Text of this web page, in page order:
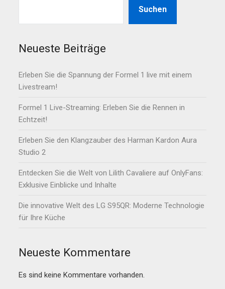
Suchen
Neueste Beiträge
Erleben Sie die Spannung der Formel 1 live mit einem
Livestream!
Formel 1 Live-Streaming: Erleben Sie die Rennen in
Echtzeit!
Erleben Sie den Klangzauber des Harman Kardon Aura
Studio 2
Entdecken Sie die Welt von Lilith Cavaliere auf OnlyFans:
Exklusive Einblicke und Inhalte
Die innovative Welt des LG S95QR: Moderne Technologie
für Ihre Küche
Neueste Kommentare
Es sind keine Kommentare vorhanden.